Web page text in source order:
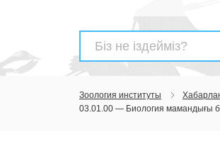
Найти:
Зоология институты
03.01.00 — Биология мамандығы